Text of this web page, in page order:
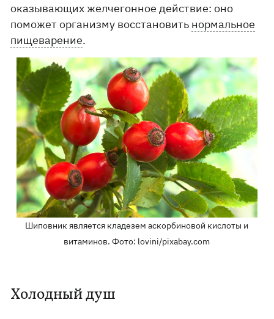
оказывающих желчегонное действие: оно
поможет организму восстановить нормальное
пищеварение.
Шиповник является кладезем аскорбиновой кислоты и
витаминов. Фото: lovini/pixabay.com
Холодный душ